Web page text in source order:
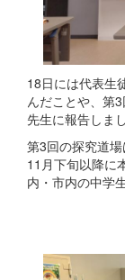
18日には代表生
んだことや、第
先生に報告しまし
第3回の探究道
11月下旬以降に
内・市内の中学